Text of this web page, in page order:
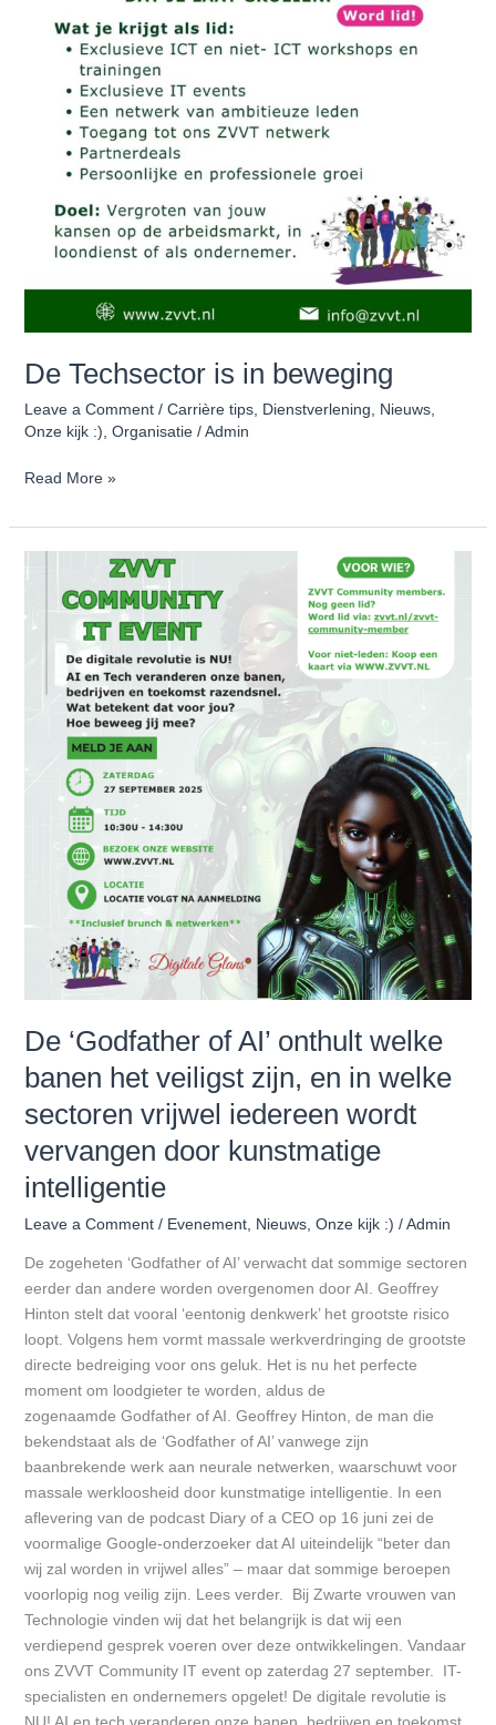
De Techsector is in beweging
Leave a Comment / Carrière tips, Dienstverlening, Nieuws,
Onze kijk :), Organisatie/Admin
Read More »
De ‘Godfather of AI’ onthult welke
banen het veiligst zijn, en in welke
sectoren vrijwel iedereen wordt
vervangen door kunstmatige
intelligentie
Leave a Comment / Evenement, Nieuws, Onze kijk :) /Admin
De zogeheten ‘Godfather of AI’ verwacht dat sommige sectoren
eerder dan andere worden overgenomen door AI. Geoffrey
Hinton stelt dat vooral ‘eentonig denkwerk’ het grootste risico
loopt. Volgens hem vormt massale werkverdringing de grootste
directe bedreiging voor ons geluk. Het is nu het perfecte
moment om loodgieter te worden, aldus de
zogenaamde Godfather of AI. Geoffrey Hinton, de man die
bekendstaat als de ‘Godfather of AI’ vanwege zijn
baanbrekende werk aan neurale netwerken, waarschuwt voor
massale werkloosheid door kunstmatige intelligentie. In een
aflevering van de podcast Diary of a CEO op 16 juni zei de
voormalige Google-onderzoeker dat AI uiteindelijk “beter dan
wij zal worden in vrijwel alles” – maar dat sommige beroepen
voorlopig nog veilig zijn. Lees verder. Bij Zwarte vrouwen van
Technologie vinden wij dat het belangrijk is dat wij een
verdiepend gesprek voeren over deze ontwikkelingen. Vandaar
ons ZVVT Community IT event op zaterdag 27 september. IT-
specialisten en ondernemers opgelet! De digitale revolutie is
NU! AI en tech veranderen onze banen, bedrijven en toekomst
‘Godfather
of
onthult
welke
banen
veiligst
sectoren
iedereen
wordt
vervangen
kunstmatige
intelligentie